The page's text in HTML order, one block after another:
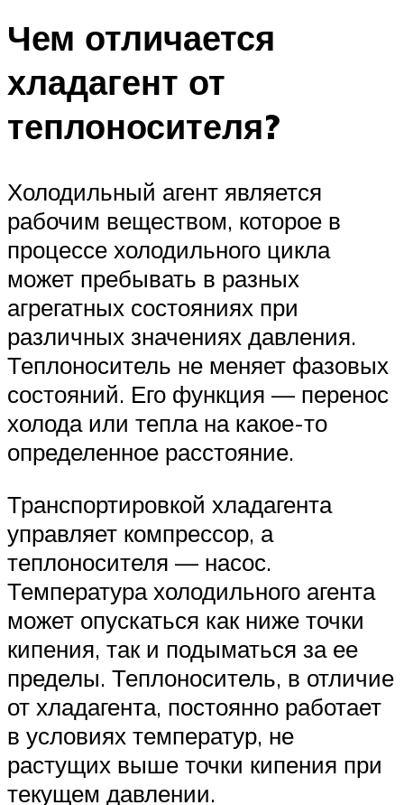
Чем отличается
хладагент от
теплоносителя?
Холодильный агент является
рабочим веществом, которое в
процессе холодильного цикла
может пребывать в разных
агрегатных состояниях при
различных значениях давления.
Теплоноситель не меняет фазовых
состояний. Его функция — перенос
холода или тепла на какое-то
определенное расстояние.
Транспортировкой хладагента
управляет компрессор, а
теплоносителя — насос.
Температура холодильного агента
может опускаться как ниже точки
кипения, так и подыматься за ее
пределы. Теплоноситель‚ в отличие
от хладагента‚ постоянно работает
в условиях температур, не
растущих выше точки кипения при
текущем давлении.